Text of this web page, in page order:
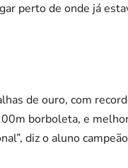
perto de onde já
de ouro, com
borboleta, e
diz o aluno